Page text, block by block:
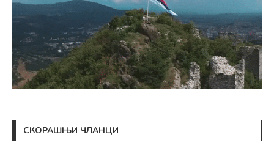
СКОРАШЊИ ЧЛАНЦИ